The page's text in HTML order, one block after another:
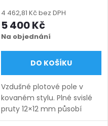
mm, výška 650–1750
mm), zelená RAL 6005
matná
4 462,81 Kč bez DPH
5 400 Kč
Na objednání
DO KOŠÍKU
Vzdušné plotové pole v
kovaném stylu. Plné svislé
pruty 12×12 mm působí
lehce a nadčasově.